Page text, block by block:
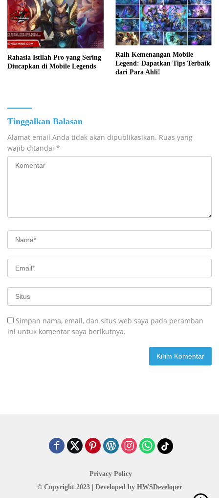
Rahasia Istilah Pro yang Sering
Diucapkan di Mobile Legends
Raih Kemenangan Mobile
Legend: Dapatkan Tips Terbaik
dari Para Ahli!
Tinggalkan Balasan
Alamat email Anda tidak akan dipublikasikan. Ruas yang
wajib ditandai *
Simpan nama, email, dan situs web saya pada peramban
ini untuk komentar saya berikutnya.
Privacy Policy
© Copyright 2023 | Developed by HWSDeveloper